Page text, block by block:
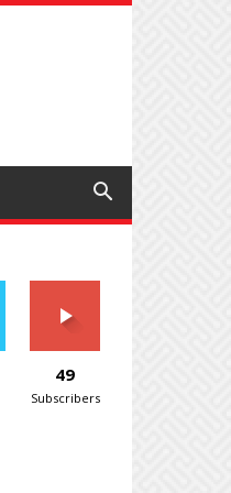
49
Subscribers